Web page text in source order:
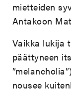
mietteiden
Antakoon
Vaikka lukija
päättyneen
nousee